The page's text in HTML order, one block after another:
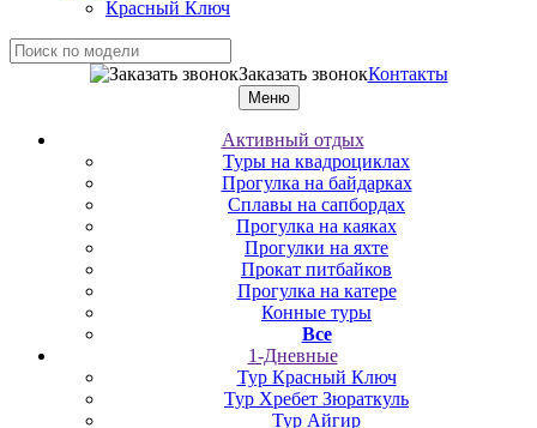
Красный Ключ
Заказать звонокКонтакты
Меню
Активный отдых
Туры на квадроциклах
Прогулка на байдарках
Сплавы на сапбордах
Прогулка на каяках
Прогулки на яхте
Прокат питбайков
Прогулка на катере
Конные туры
Все
1-Дневные
Тур Красный Ключ
Тур Хребет Зюраткуль
Тур Айгир